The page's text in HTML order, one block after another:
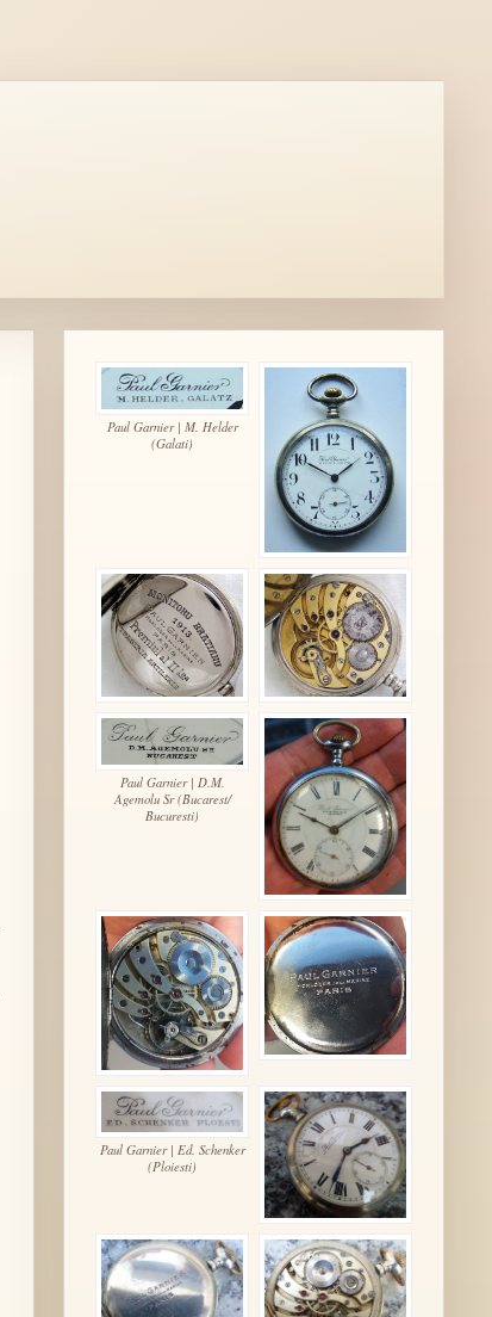
Paul Garnier | M. Helder
(Galati)
Paul Garnier | D.M.
Agemolu Sr (Bucarest/
Bucuresti)
Paul Garnier | Ed. Schenker
(Ploiesti)